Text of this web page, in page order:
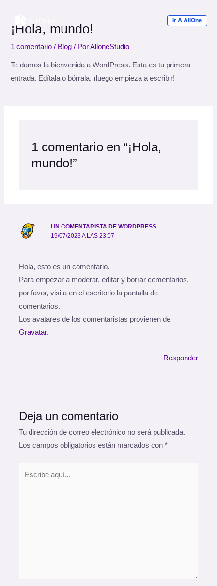
contenido
Ir A AllOne
¡Hola, mundo!
1 comentario / Blog / PorAlloneStudio
Te damos la bienvenida a WordPress. Esta es tu primera
entrada. Edítala o bórrala, ¡luego empieza a escribir!
1 comentario en “¡Hola,
mundo!”
UN COMENTARISTA DE WORDPRESS
19/07/2023 A LAS 23:07
Hola, esto es un comentario.
Para empezar a moderar, editar y borrar comentarios,
por favor, visita en el escritorio la pantalla de
comentarios.
Los avatares de los comentaristas provienen de
Gravatar.
Responder
Deja un comentario
Tu dirección de correo electrónico no será publicada.
Los campos obligatorios están marcados con*